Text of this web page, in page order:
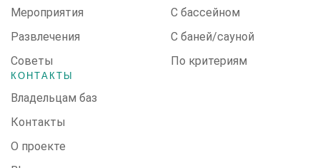
Мероприятия
Развлечения
Советы
С бассейном
С баней/сауной
По критериям
КОНТАКТЫ
Владельцам баз
Контакты
О проекте